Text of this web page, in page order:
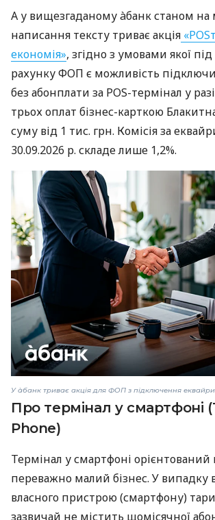
А у вищезгаданому àбанк станом
написання тексту триває акція
економія», згідно з умовами якої
рахунку ФОП є можливість
без абонплати за POS-термінал у
трьох оплат бізнес-карткою
суму від 1 тис. грн. Комісія за
30.09.2026 р. складе лише 1,2%.
У àбанк триває акція для ФОП з підключення
Про термінал у смартфоні
Phone)
Термінал у смартфоні орієнтований
переважно малий бізнес. У випадку
власного пристрою (смартфону)
зазвичай не містить щомісячної